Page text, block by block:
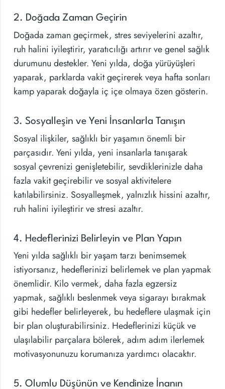
2. Doğada Zaman Geçirin
Doğada zaman geçirmek, stres seviyelerini azaltır,
ruh halini iyileştirir, yaratıcılığı artırır ve genel sağlık
durumunu destekler. Yeni yılda, doğa yürüyüşleri
yaparak, parklarda vakit geçirerek veya hafta sonları
kamp yaparak doğayla iç içe olmaya özen gösterin.
3. Sosyalleşin ve Yeni İnsanlarla Tanışın
Sosyal ilişkiler, sağlıklı bir yaşamın önemli bir
parçasıdır. Yeni yılda, yeni insanlarla tanışarak
sosyal çevrenizi genişletebilir, sevdiklerinizle daha
fazla vakit geçirebilir ve sosyal aktivitelere
katılabilirsiniz. Sosyalleşmek, yalnızlık hissini azaltır,
ruh halini iyileştirir ve stresi azaltır.
4. Hedeflerinizi Belirleyin ve Plan Yapın
Yeni yılda sağlıklı bir yaşam tarzı benimsemek
istiyorsanız, hedeflerinizi belirlemek ve plan yapmak
önemlidir. Kilo vermek, daha fazla egzersiz
yapmak, sağlıklı beslenmek veya sigarayı bırakmak
gibi hedefler belirleyerek, bu hedeflere ulaşmak için
bir plan oluşturabilirsiniz. Hedeflerinizi küçük ve
ulaşılabilir parçalara bölerek, adım adım ilerlemek
motivasyonunuzu korumanıza yardımcı olacaktır.
5. Olumlu Düşünün ve Kendinize İnanın